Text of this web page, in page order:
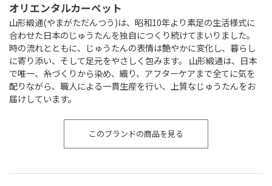
オリエンタルカーペット
山形緞通(やまがただんつう)は、昭和10年より素足の生活様式に
合わせた日本のじゅうたんを独自につくり続けてまいりました。
時の流れとともに、じゅうたんの表情は艶やかに変化し、暮らし
に寄り添い、そして足元をやさしく包みます。 山形緞通は、日本
で唯一、糸づくりから染め、織り、アフターケアまで全てに気を
配りながら、職人による一貫生産を行い、上質なじゅうたんをお
届けしています。
このブランドの商品を見る